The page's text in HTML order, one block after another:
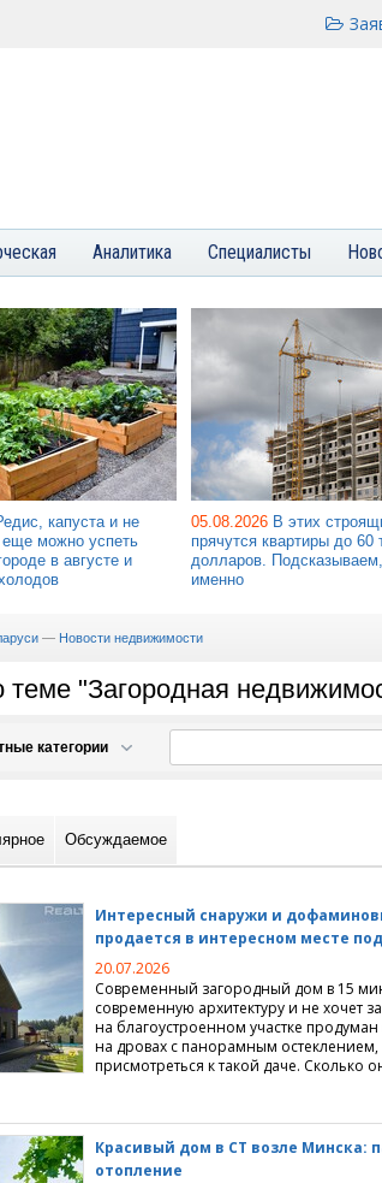
Аналитика Специалисты
капуста и не
еще можно успеть
в августе и
05.08.2026 В этих
прячутся квартиры до 60
долларов.
именно
— Новости недвижимости
теме "Загородная
категории
жилой недвижимости
на длительный срок
интерьера
дизайн
домов
кредиты
кредиты
кредитование
вторичный рынок
квартиры
квартиры
коммунальное хозяйство
недвижимость
коттеджи
Обсуждаемое
Интересный снаружи и
продается в интересном месте
20.07.2026
Современный загородный дом в 15
современную архитектуру и не хочет
на благоустроенном участке
на дровах с панорамным остеклением,
присмотреться к такой даче. Сколько
Красивый дом в СТ возле Минска:
отопление